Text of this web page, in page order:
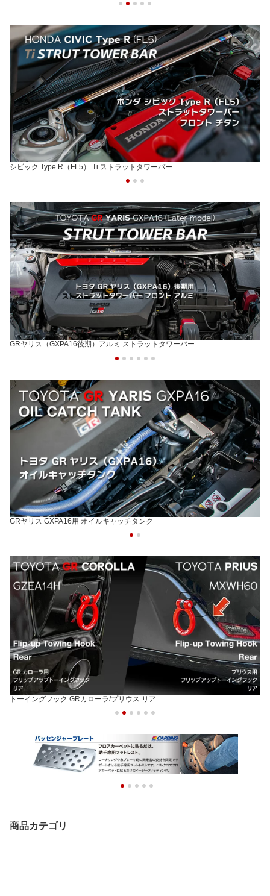
シビック Type R（FL5） Ti ストラットタワーバー
GRヤリス（GXPA16後期）アルミ ストラットタワーバー
GRヤリス GXPA16用 オイルキャッチタンク
トーイングフック GRカローラ/プリウス リア
商品カテゴリ